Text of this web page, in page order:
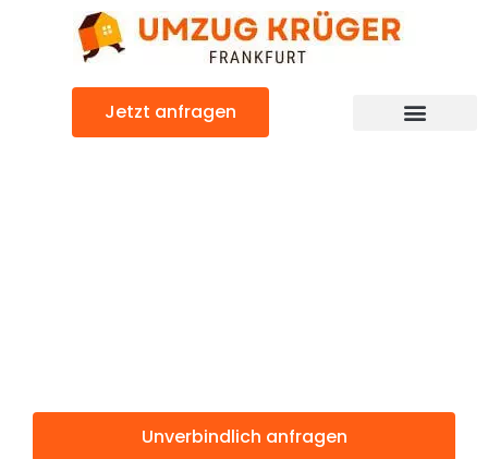
Jetzt anfragen
Unverbindlich anfragen